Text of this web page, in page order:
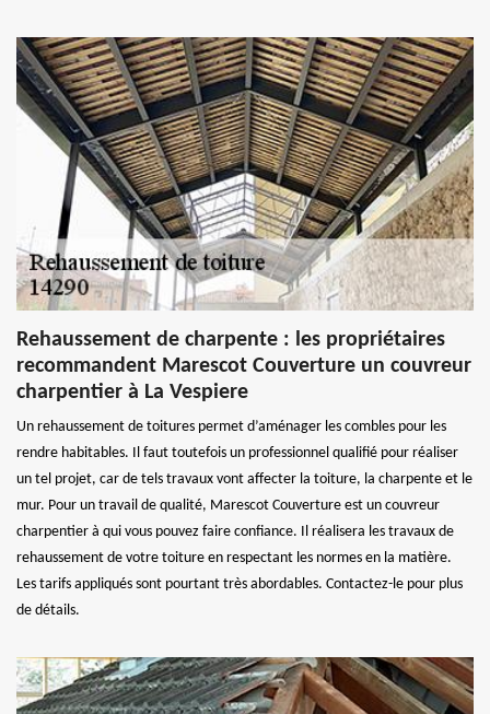
Rehaussement de charpente : les propriétaires
recommandent Marescot Couverture un couvreur
charpentier à La Vespiere
Un rehaussement de toitures permet d’aménager les combles pour les
rendre habitables. Il faut toutefois un professionnel qualifié pour réaliser
un tel projet, car de tels travaux vont affecter la toiture, la charpente et le
mur. Pour un travail de qualité, Marescot Couverture est un couvreur
charpentier à qui vous pouvez faire confiance. Il réalisera les travaux de
rehaussement de votre toiture en respectant les normes en la matière.
Les tarifs appliqués sont pourtant très abordables. Contactez-le pour plus
de détails.